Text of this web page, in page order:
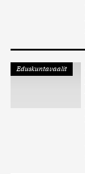
Eduskuntavaalit